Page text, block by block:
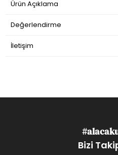
Ürün Açıklama
Değerlendirme
İletişim
Bizi